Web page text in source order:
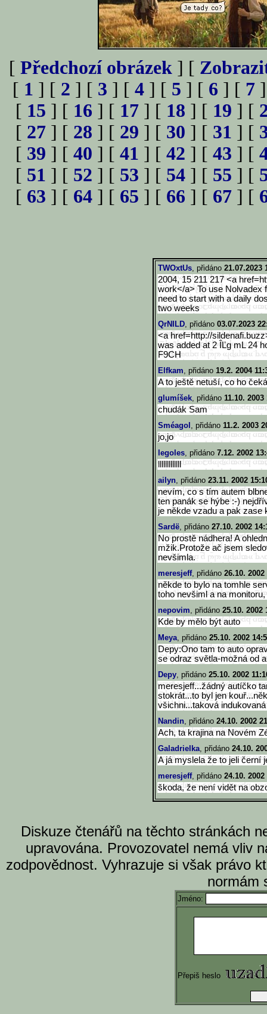
[ Předchozí obrázek ] [
[ 1 ] [ 2 ] [ 3 ] [ 4 ] [ 5 ] [ 6 ] [ 7
[ 15 ] [ 16 ] [ 17 ] [ 18 ] [ 19 ] [
[ 27 ] [ 28 ] [ 29 ] [ 30 ] [ 31 ] [
[ 39 ] [ 40 ] [ 41 ] [ 42 ] [ 43 ] [
[ 51 ] [ 52 ] [ 53 ] [ 54 ] [ 55 ] [
[ 63 ] [ 64 ] [ 65 ] [ 66 ] [ 67 ] [
TWOxtUs, přidáno 21.07.2023
2004, 15 211 217 <a
work</a> To use Nolvadex
need to start with a daily
two weeks
QrNILD, přidáno 03.07.2023
<a href=http://
was added at 2 ÎĽg mL 24
F9CH
Elfkam, přidáno 19.2. 2004
A to ještě netuší, co ho
glumíšek, přidáno 11.10. 2003
chudák Sam
Sméagol , přidáno 11.2. 2003
jo,jo
legoles, přidáno 7.12. 2002
lllllllllllll
ailyn, přidáno 23.11. 2002
nevím, co s tím autem
ten panák se hýbe :-)
je někde vzadu a pak
Sardë, přidáno 27.10. 2002
No prostě nádhera! A
mžik.Protože ač jsem
nevšimla.
meresjeff, přidáno 26.10. 2002
někde to bylo na tomhle
toho nevšiml a na
nepovim, přidáno 25.10. 2002
Kde by mělo být auto
Meya, přidáno 25.10. 2002
Depy:Ono tam to auto
se odraz světla-možná od
Depy, přidáno 25.10. 2002
meresjeff...žádný autíčko
stokrát...to byl jen
všichni...taková
Nandin, přidáno 24.10. 2002
Ach, ta krajina na Novém
Galadrielka, přidáno 24.10.
A já myslela že to jeli černí
meresjeff, přidáno 24.10. 2002
škoda, že není vidět na
Diskuze čtenářů na těchto stránkách
upravována. Provozovatel nemá vliv
zodpovědnost. Vyhrazuje si však právo
normám
Jméno:
Přepiš heslo